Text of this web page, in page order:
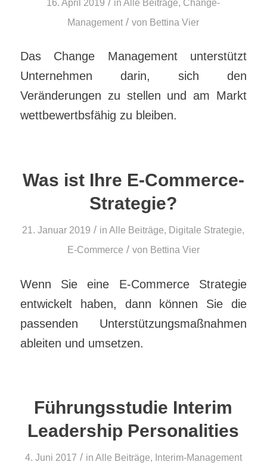
16. April 2019 inAlle Beiträge, Change-
Management / von Bettina Vier
Das Change Management unterstützt
Unternehmen darin, sich den
Veränderungen zu stellen und am Markt
wettbewertbsfähig zu bleiben.
Was ist Ihre E-Commerce-
Strategie?
21. Januar 2019 / inAlle Beiträge, Digitale Strategie,
E-Commerce / von Bettina Vier
Wenn Sie eine E-Commerce Strategie
entwickelt haben, dann können Sie die
passenden Unterstützungsmaßnahmen
ableiten und umsetzen.
Führungsstudie Interim
Leadership Personalities
4. Juni 2017 / in Alle Beiträge, Interim-Management